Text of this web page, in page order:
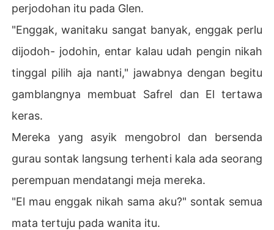
perjodohan itu pada Glen.
"Enggak, wanitaku sangat banyak, enggak perlu
dijodoh- jodohin, entar kalau udah pengin nikah
tinggal pilih aja nanti," jawabnya dengan begitu
gamblangnya membuat Safrel dan El tertawa
keras.
Mereka yang asyik mengobrol dan bersenda
gurau sontak langsung terhenti kala ada seorang
perempuan mendatangi meja mereka.
"El mau enggak nikah sama aku?" sontak semua
mata tertuju pada wanita itu.